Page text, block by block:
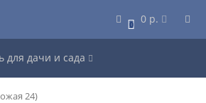
0 0 р.
для дачи и сада
24)